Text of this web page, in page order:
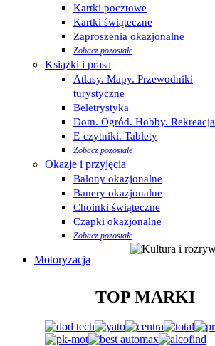
Kartki pocztowe
Kartki świąteczne
Zaproszenia okazjonalne
Zobacz pozostałe
Książki i prasa
Atlasy. Mapy. Przewodniki
turystyczne
Beletrystyka
Dom. Ogród. Hobby. Rekreacja
E-czytniki. Tablety
Zobacz pozostałe
Okazje i przyjęcia
Balony okazjonalne
Banery okazjonalne
Choinki świąteczne
Czapki okazjonalne
Zobacz pozostałe
Motoryzacja
TOP MARKI